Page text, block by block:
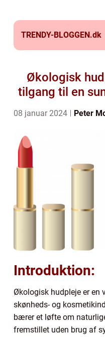
TRENDY-BLOGGEN.dk
Økologisk
tilgang til en
08 januar 2024 Peter
Introduktion:
Økologisk hudpleje er en
skønheds- og
bærer et løfte om
fremstillet uden brug af